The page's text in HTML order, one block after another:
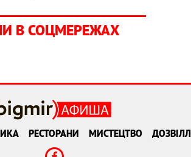
В СОЦМЕРЕЖАХ
РЕСТОРАНИ МИСТЕЦТВО